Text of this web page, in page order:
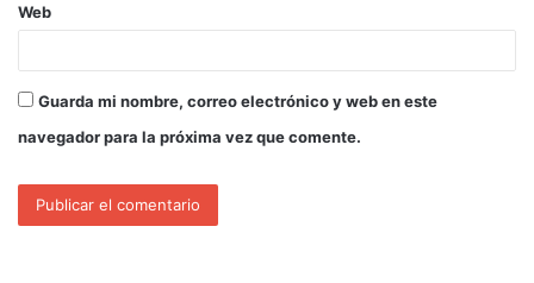
Web
Guarda mi nombre, correo electrónico y web en este
navegador para la próxima vez que comente.